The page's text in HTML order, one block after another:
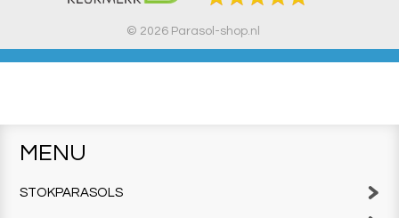
© 2026 Parasol-shop.nl
MENU
STOKPARASOLS